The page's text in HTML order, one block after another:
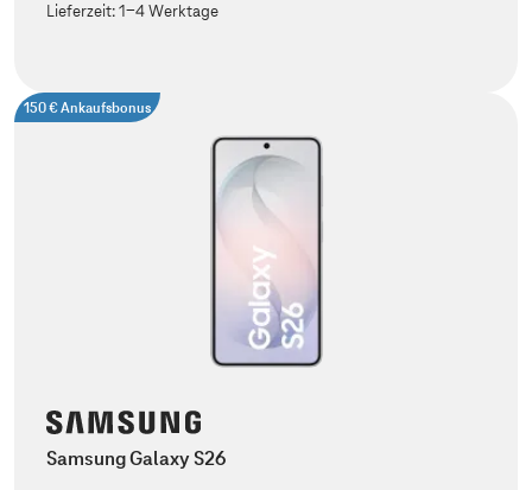
Lieferzeit:1-4 Werktage
150 € Ankaufsbonus
Samsung Galaxy S26